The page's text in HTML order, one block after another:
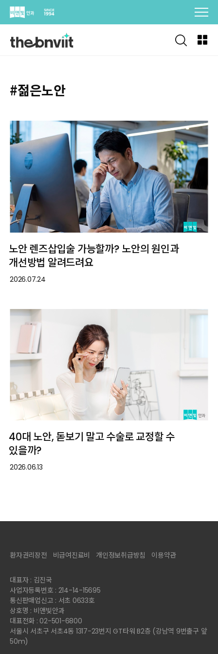
Skip
#젊은노안
노안 렌즈삽입술 가능할까? 노안의 원인과
개선방법 알려드려요
2026.07.24
40대 노안, 돋보기 말고 수술로 교정할 수
있을까?
2026.06.13
환자권리장전 비급여진료비 개인정보취급방침 이용약관
대표자 : 김진국
사업자등록번호 : 214-14-15695
통신판매업신고 : 서초 0633호
상호명 : 비앤빛안과
대표전화 : 02-501-6800
서울시 서초구 서초4동 1317-23번지 GT타워 B2층 (강남역 9번출구 앞
50m)